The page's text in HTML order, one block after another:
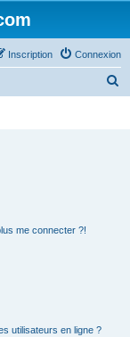
Connexion
Inscription
me connecter ?!
utilisateurs en ligne ?